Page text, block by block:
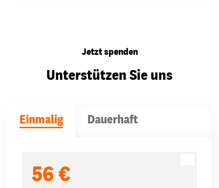
Jetzt spenden
Unterstützen Sie uns
Einmalig Dauerhaft
56 €